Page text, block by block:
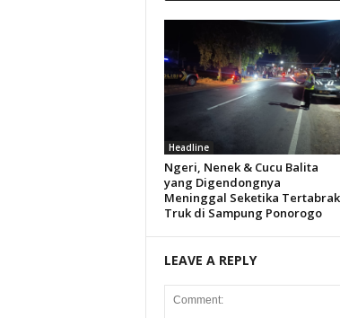
Headline
Ngeri, Nenek & Cucu Balita
yang Digendongnya
Meninggal Seketika Tertabrak
Truk di Sampung Ponorogo
LEAVE A REPLY